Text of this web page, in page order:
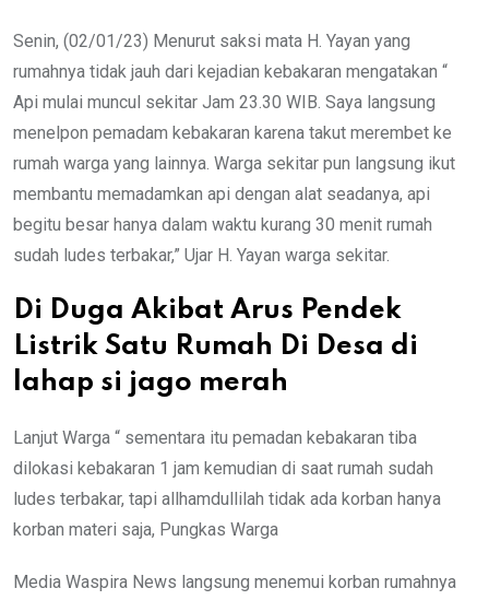
Senin, (02/01/23) Menurut saksi mata H. Yayan yang
rumahnya tidak jauh dari kejadian kebakaran mengatakan “
Api mulai muncul sekitar Jam 23.30 WIB. Saya langsung
menelpon pemadam kebakaran karena takut merembet ke
rumah warga yang lainnya. Warga sekitar pun langsung ikut
membantu memadamkan api dengan alat seadanya, api
begitu besar hanya dalam waktu kurang 30 menit rumah
sudah ludes terbakar,” Ujar H. Yayan warga sekitar.
Di Duga Akibat Arus Pendek
Listrik Satu Rumah Di Desa di
lahap si jago merah
Lanjut Warga “ sementara itu pemadan kebakaran tiba
dilokasi kebakaran 1 jam kemudian di saat rumah sudah
ludes terbakar, tapi allhamdullilah tidak ada korban hanya
korban materi saja, Pungkas Warga
Media Waspira News langsung menemui korban rumahnya